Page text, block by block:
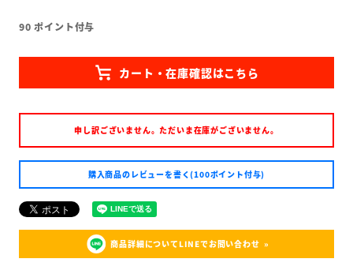
90 ポイント付与
申し訳ございません。ただいま在庫がございません。
購入商品のレビューを書く(100ポイント付与)
商品詳細についてLINEでお問い合わせ